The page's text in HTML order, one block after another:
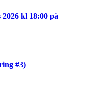
kl 18:00 på
#3)